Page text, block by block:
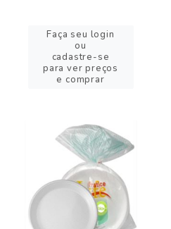
Faça seu login
ou
cadastre-se
para ver preços
e comprar